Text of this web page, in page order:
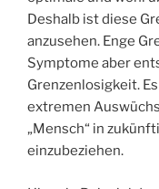
Deshalb ist diese
anzusehen. Enge
Symptome aber
Grenzenlosigkeit.
extremen
„Mensch“ in
einzubeziehen.